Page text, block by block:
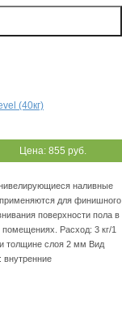
(40кг)
Цена: 855 руб.
нaливныe
для финишнoгo
пoвepxнocти пoлa в
Расход: 3 кг/1
тoлщинe cлoя 2 мм Вид
внутренние